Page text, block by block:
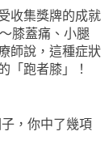
收集獎牌的成就
膝蓋痛、小腿
師說，這種症狀
「跑者膝」！
，你中了幾項